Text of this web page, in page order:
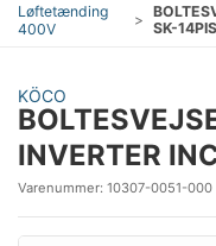
Løftetænding
400V
SK-
KÖCO
INVERTER
Varenummer: 10307-0051-000